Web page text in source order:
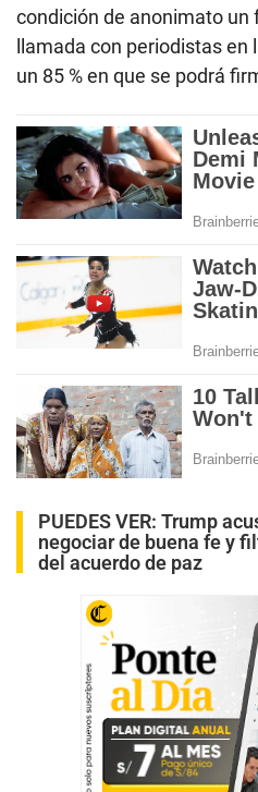
condición de anonimato un
llamada con periodistas en
un 85 % en que se podrá
PUEDES VER: Trump
negociar de buena fe y
del acuerdo de paz